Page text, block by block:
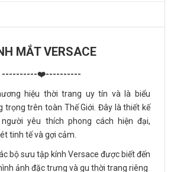
MẮT VERSACE
----------❤️----------
hiệu thời trang uy tín và là biểu
trọng trên toàn Thế Giới. Đây là thiết kế
yêu thích phong cách hiện đại,
tinh tế và gợi cảm.
bộ sưu tập kính Versace được biết đến
ảnh đặc trưng và gu thời trang riêng